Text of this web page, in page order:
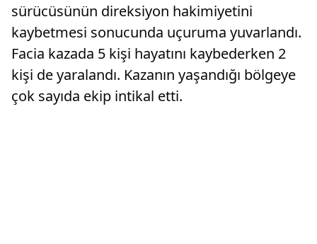
sürücüsünün direksiyon hakimiyetini
kaybetmesi sonucunda uçuruma yuvarlandı.
Facia kazada 5 kişi hayatını kaybederken 2
kişi de yaralandı. Kazanın yaşandığı bölgeye
çok sayıda ekip intikal etti.